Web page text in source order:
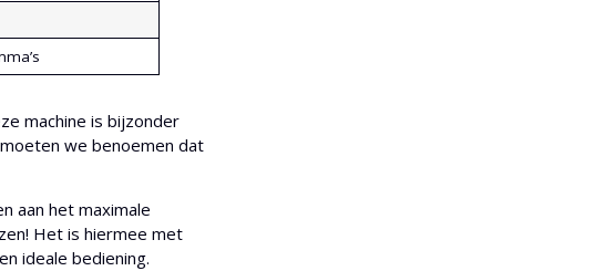
machine is bijzonder
we benoemen dat
aan het maximale
Het is hiermee met
ideale bediening.